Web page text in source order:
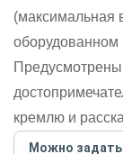
(максимальная
кремлю и
Можно задать